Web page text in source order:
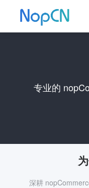
专业的
深耕